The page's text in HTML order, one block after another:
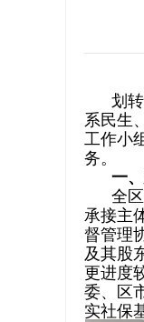
划转
系民生
工作小
务。
一、
全区
承接主
督管理
及其股
更进度
委、区
实社保